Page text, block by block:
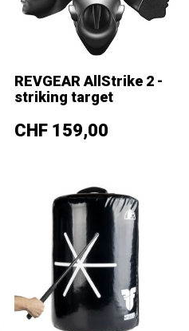
REVGEAR AllStrike 2 -
striking target
Prix
CHF 159,00